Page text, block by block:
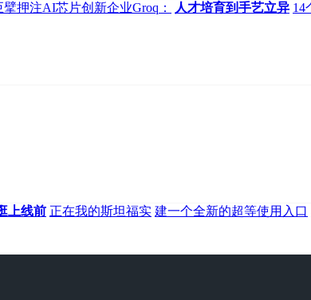
押注AI芯片创新企业Groq： 人才培育到手艺立异 14
上线前 正在我的斯坦福实 建一个全新的超等使用入口